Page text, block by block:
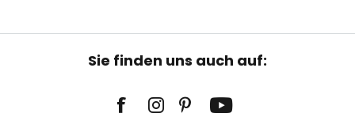
Sie finden uns auch auf: